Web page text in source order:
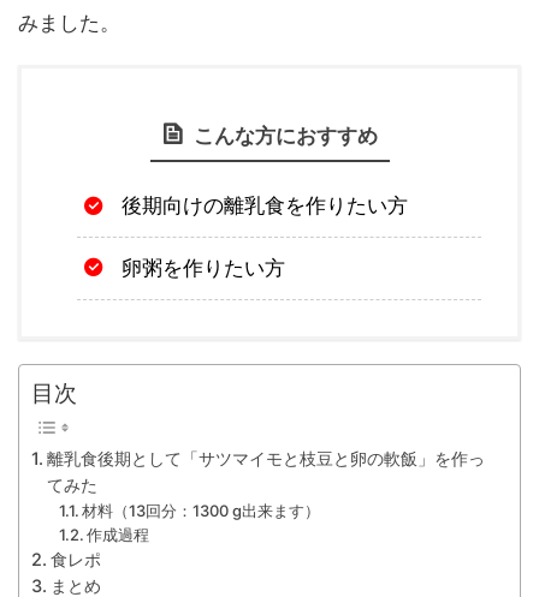
みました。
こんな方におすすめ
後期向けの離乳食を作りたい方
卵粥を作りたい方
目次
離乳食後期として「サツマイモと枝豆と卵の軟飯」を作っ
てみた
材料（13回分：1300 g出来ます）
作成過程
食レポ
まとめ